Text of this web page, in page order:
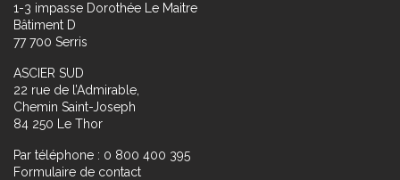
1-3 impasse Dorothée Le Maitre
Bâtiment D
77 700 Serris
ASCIER SUD
22 rue de l’Admirable,
Chemin Saint-Joseph
84 250 Le Thor
Par téléphone : 0 800 400 395
Formulaire de contact